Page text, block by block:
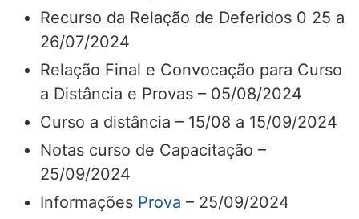
Recurso da Relação de Deferidos 0 25 a
26/07/2024
Relação Final e Convocação para Curso
a Distância e Provas – 05/08/2024
Curso a distância – 15/08 a 15/09/2024
Notas curso de Capacitação –
25/09/2024
Informações Prova – 25/09/2024